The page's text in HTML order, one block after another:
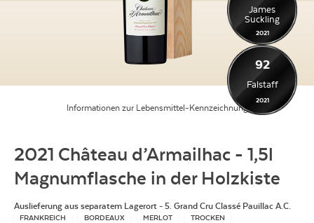
Informationen zur Lebensmittel-Kennzeichnung
James
Suckling
2021
92
Falstaff
2021
2021 Château d’Armailhac - 1,5l
Magnumflasche in der Holzkiste
Auslieferung aus separatem Lagerort - 5. Grand Cru Classé Pauillac A.C.
FRANKREICH BORDEAUX MERLOT TROCKEN